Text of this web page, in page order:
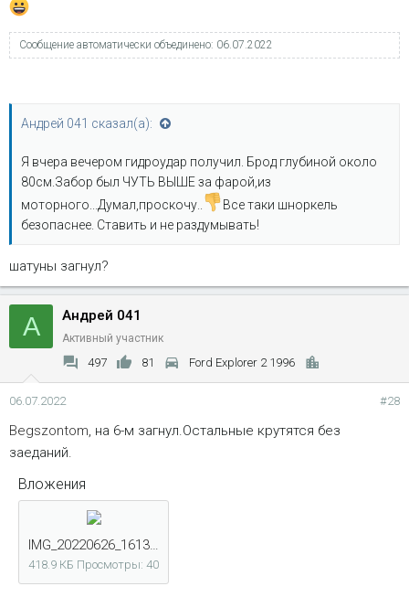
Сообщение автоматически объединено: 06.07.2022
Андрей 041 сказал(а):
Я вчера вечером гидроудар получил. Брод глубиной около
80см.Забор был ЧУТЬ ВЫШЕ за фарой,из
моторного...Думал,проскочу..
Все таки шноркель
безопаснее. Ставить и не раздумывать!
шатуны загнул?
А Андрей 041
Активный участник
497 81 Ford Explorer 2 1996
06.07.2022 #28
Begszontom, на 6-м загнул.Остальные крутятся без
заеданий.
Вложения
IMG_20220626_161320.jpg
418.9 КБ Просмотры: 40